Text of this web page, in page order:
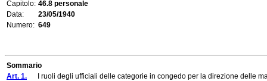
Capitolo: 46.8 personale
Data:
23/05/1940
Numero: 649
Sommario
Art. 1. I ruoli degli ufficiali delle categorie in congedo per la direzione delle